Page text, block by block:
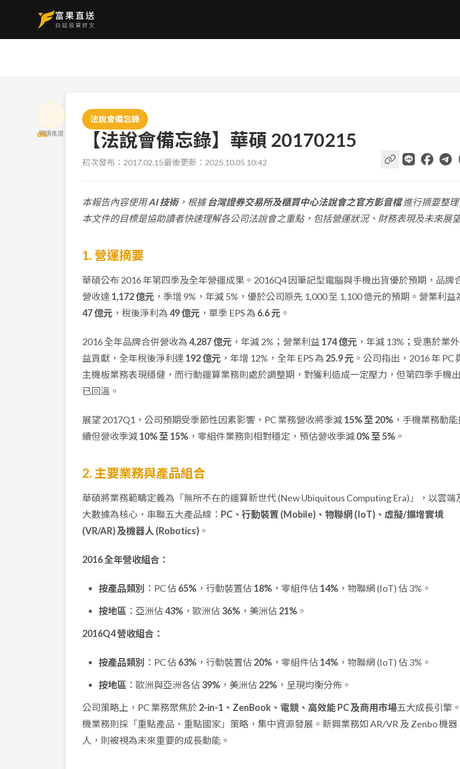
0%
閱讀進度
法說會備忘錄
【法說會備忘錄】華碩 20170215
初次發布： 2017.02.15最後更新： 2025.10.05 10:42
本報告內容使用AI 技術，根據台灣證券交易所及櫃買中心法說會之官方影音檔進行摘要整
本文件的目標是協助讀者快速理解各公司法說會之重點，包括營運狀況、財務表現及未來展
1. 營運摘要
華碩公布 2016 年第四季及全年營運成果。2016Q4 因筆記型電腦與手機出貨優於預期，品牌
營收達 1,172 億元 ，季增 9%，年減 5%，優於公司原先 1,000 至 1,100 億元的預期。營業利益
47 億元 ，稅後淨利為49 億元 ，單季 EPS 為 6.6 元 。
2016 全年品牌合併營收為4,287 億元 ，年減 2%；營業利益 174 億元 ，年減 13%；受惠於業
益貢獻，全年稅後淨利達 192 億元 ，年增 12%，全年 EPS 為 25.9 元 。公司指出，2016 年 PC
主機板業務表現穩健，而行動運算業務則處於調整期，對獲利造成一定壓力，但第四季手機
已回溫。
展望 2017Q1，公司預期受季節性因素影響，PC 業務營收將季減15% 至 20% ，手機業務動
續但營收季減10% 至 15% ，零組件業務則相對穩定，預估營收季減0% 至 5% 。
2. 主要業務與產品組合
華碩將業務範疇定義為「無所不在的運算新世代 (New Ubiquitous Computing Era)」，以雲端
大數據為核心，串聯五大產品線： PC、行動裝置 (Mobile)、物聯網 (IoT)、虛擬/擴增實境
(VR/AR) 及機器人 (Robotics) 。
2016 全年營收組合：
按產品類別 ：PC 佔 65% ，行動裝置佔 18% ，零組件佔 14% ，物聯網 (IoT) 佔 3%。
按地區 ：亞洲佔43% ，歐洲佔 36% ，美洲佔 21% 。
2016Q4 營收組合：
按產品類別 ：PC 佔 63% ，行動裝置佔 20% ，零組件佔 14% ，物聯網 (IoT) 佔 3%。
按地區 ：歐洲與亞洲各佔 39% ，美洲佔 22% ，呈現均衡分佈。
公司策略上，PC 業務聚焦於2-in-1、ZenBook、電競、高效能 PC 及商用市場五大成長引擎
機業務則採「重點產品、重點國家」策略，集中資源發展。新興業務如 AR/VR 及 Zenbo 機器
人，則被視為未來重要的成長動能。